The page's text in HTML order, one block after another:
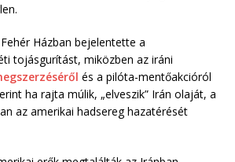
Házban bejelentette a
tojásgurítást, miközben az iráni
és a pilóta-mentőakcióról
ha rajta múlik, „elveszik” Irán olaját, a
az amerikai hadsereg hazatérését